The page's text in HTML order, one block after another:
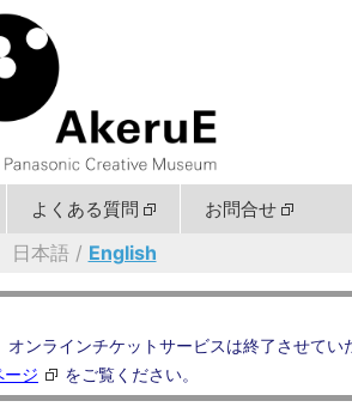
よくある質問 お問合せ
日本語 / English
ンラインチケットサービスは終了させてい
ージ をご覧ください。